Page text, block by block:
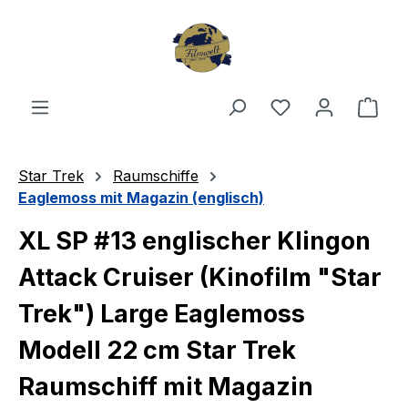
Du hast 0
Star Trek
Raumschiffe
Eaglemoss mit Magazin (englisch)
XL SP #13 englischer Klingon
Attack Cruiser (Kinofilm "Star
Trek") Large Eaglemoss
Modell 22 cm Star Trek
Raumschiff mit Magazin